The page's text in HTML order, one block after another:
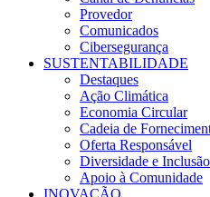
Provedor
Comunicados
Cibersegurança
SUSTENTABILIDADE
Destaques
Ação Climática
Economia Circular
Cadeia de
Oferta Responsável
Diversidade e Inclusão
Apoio à Comunidade
INOVAÇÃO